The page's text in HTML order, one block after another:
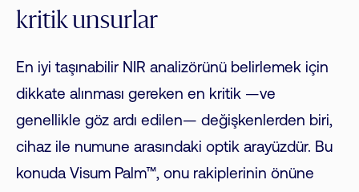
kritik unsurlar
En iyi taşınabilir NIR analizörünü belirlemek için
dikkate alınması gereken en kritik —ve
genellikle göz ardı edilen— değişkenlerden biri,
cihaz ile numune arasındaki optik arayüzdür. Bu
konuda Visum Palm™, onu rakiplerinin önüne